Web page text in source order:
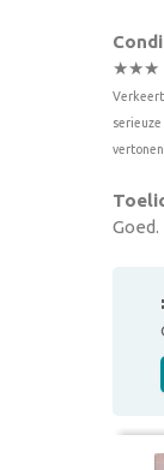
★★★
Goed.